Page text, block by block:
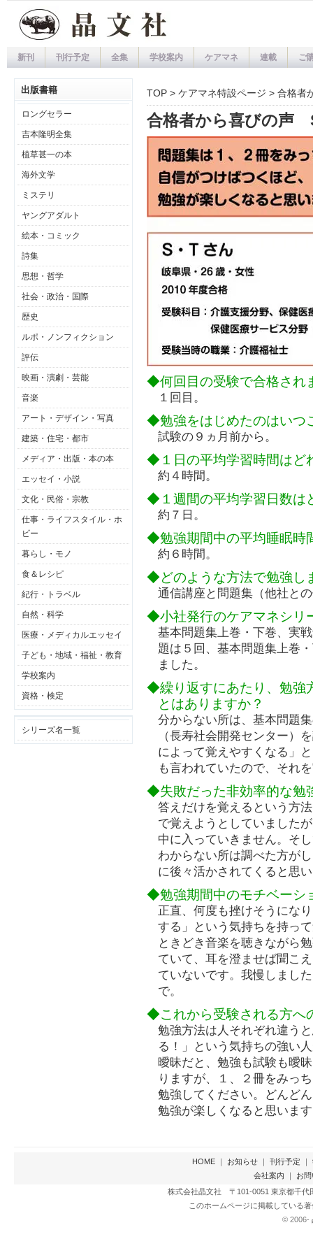
新刊 刊行予定 全集 学校案内 ケアマネ 連載 ご
出版書籍
ロングセラー
吉本隆明全集
植草甚一の本
海外文学
ミステリ
ヤングアダルト
絵本・コミック
詩集
思想・哲学
社会・政治・国際
歴史
ルポ・ノンフィクション
評伝
映画・演劇・芸能
音楽
アート・デザイン・写真
建築・住宅・都市
メディア・出版・本の本
エッセイ・小説
文化・民俗・宗教
仕事・ライフスタイル・ホ
ビー
暮らし・モノ
食＆レシピ
紀行・トラベル
自然・科学
医療・メディカルエッセイ
子ども・地域・福祉・教育
学校案内
資格・検定
シリーズ名一覧
TOP > ケアマネ特設ページ > 合格者
合格者から喜びの声
◆何回目の受験で合格され
１回目。
◆勉強をはじめたのはいつ
試験の９ヵ月前から。
◆１日の平均学習時間はど
約４時間。
◆１週間の平均学習日数は
約７日。
◆勉強期間中の平均睡眠時
約６時間。
◆どのような方法で勉強し
通信講座と問題集（他社と
◆小社発行のケアマネシリ
基本問題集上巻・下巻、実
題は５回、基本問題集上巻
ました。
◆繰り返すにあたり、勉強
とはありますか？
分からない所は、基本問題
（長寿社会開発センター）
によって覚えやすくなる」
も言われていたので、それ
◆失敗だった非効率的な勉
答えだけを覚えるという方
で覚えようとしていました
中に入っていきません。そ
わからない所は調べた方が
に後々活かされてくると思
◆勉強期間中のモチベーシ
正直、何度も挫けそうにな
する」という気持ちを持っ
ときどき音楽を聴きながら
ていて、耳を澄ませば聞こ
ていないです。我慢しまし
で。
◆これから受験される方へ
勉強方法は人それぞれ違う
る！」という気持ちの強い
曖昧だと、勉強も試験も曖
りますが、１、２冊をみっ
勉強してください。どんど
勉強が楽しくなると思いま
HOME ｜ お知らせ ｜ 刊行予定 ｜
会社案内 ｜ お
株式会社晶文社 〒101-0051 東京都千代
このホームページに掲載している
© 2006-